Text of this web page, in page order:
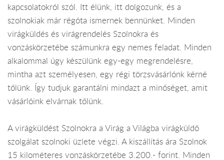
kapcsolatokról szól. Itt élünk, itt dolgozunk, és a
szolnokiak már régóta ismernek bennünket. Minden
virágküldés és virágrendelés Szolnokra és
vonzáskörzetébe számunkra egy nemes feladat. Minden
alkalommal úgy készülünk egy-egy megrendelésre,
mintha azt személyesen, egy régi törzsvásárlónk kérné
tőlünk. Így tudjuk garantálni mindazt a minőséget, amit
vásárlóink elvárnak tőlünk.
A virágküldést Szolnokra a Virág a Világba virágküldő
szolgálat szolnoki üzlete végzi. A kiszállítás ára Szolnok
15 kilométeres vonzáskörzetébe 3.200.- forint. Minden